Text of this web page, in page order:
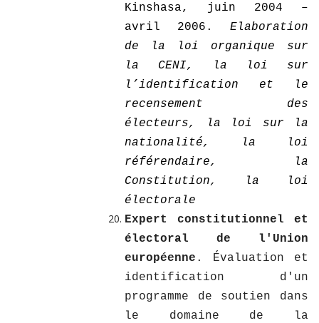
Kinshasa, juin 2004 –
avril 2006. Elaboration
de la loi organique sur
la CENI, la loi sur
l’identification et le
recensement des
électeurs, la loi sur la
nationalité, la loi
référendaire, la
Constitution, la loi
électorale
Expert constitutionnel et
électoral de l'Union
européenne . Évaluation et
identification d'un
programme de soutien dans
le domaine de la